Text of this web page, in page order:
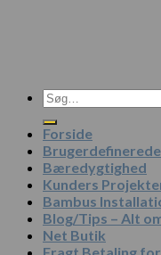
Søg
efter:
Forside
Bæredygtighed
Kunders
Bambus
Blog/Tips – Alt
Net Butik